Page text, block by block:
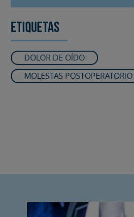
Etiquetas
DOLOR DE OÍDO
MOLESTAS POSTOPERATORIO